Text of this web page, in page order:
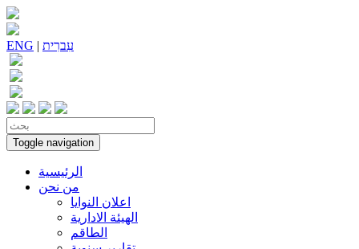
ENG | עִברִית
Toggle navigation
الرئيسية
من نحن
اعلان النوايا
الهيئة الادارية
الطاقم